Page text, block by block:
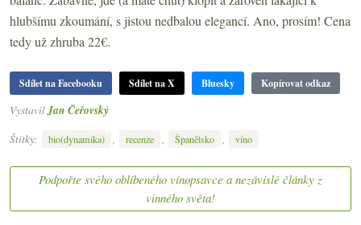
hlubšímu zkoumání, s jistou nedbalou elegancí. Ano, prosím! Cena
tedy už zhruba 22€.
Sdílet na Facebooku Sdílet na X Bluesky Kopírovat odkaz
Vystavil Jan Čeřovský
Štítky:
bio(dynamika) , recenze , Španělsko , víno
Podpořte svého oblíbeného vínopsavce a nezávislé články z
vinného světa!